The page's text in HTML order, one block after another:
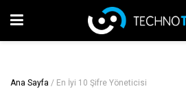
Ana Sayfa / En İyi 10 Şifre Yöneticisi